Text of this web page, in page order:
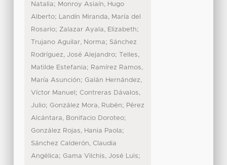
Natalia; Monroy Asiaín, Hugo
Alberto; Landín Miranda, María del
Rosario; Zalazar Ayala, Elizabeth;
Trujano Aguilar, Norma; Sánchez
Rodríguez, José Alejandro;
Telles,
Matilde Estefania; Ramírez Ramos,
María Asunción; Galán Hernández,
Víctor Manuel ; Contreras Dávalos,
Julio; González Mora, Rubén; Pérez
Alcántara, Bonifacio Doroteo;
González Rojas, Hania Paola;
Sánchez Calderón, Claudia
Angélica; Gama Vilchis, José Luis;